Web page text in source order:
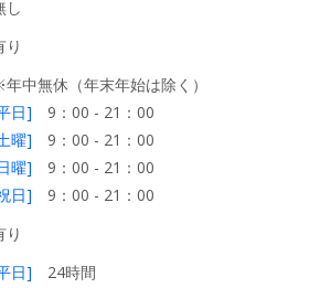
し
り
中無休（年末年始は除く）
日] 9：00 - 21：00
曜] 9：00 - 21：00
曜] 9：00 - 21：00
日] 9：00 - 21：00
り
日] 24時間